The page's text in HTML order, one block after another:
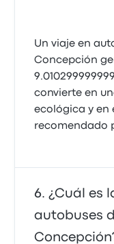
Un viaje en
Concepción
convierte en
ecológica y en
recomendado
¿Cuál es
autobuses